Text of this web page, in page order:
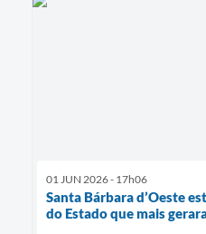
01 JUN 2026 - 17h06
Santa Bárbara d’Oeste
do Estado que mais